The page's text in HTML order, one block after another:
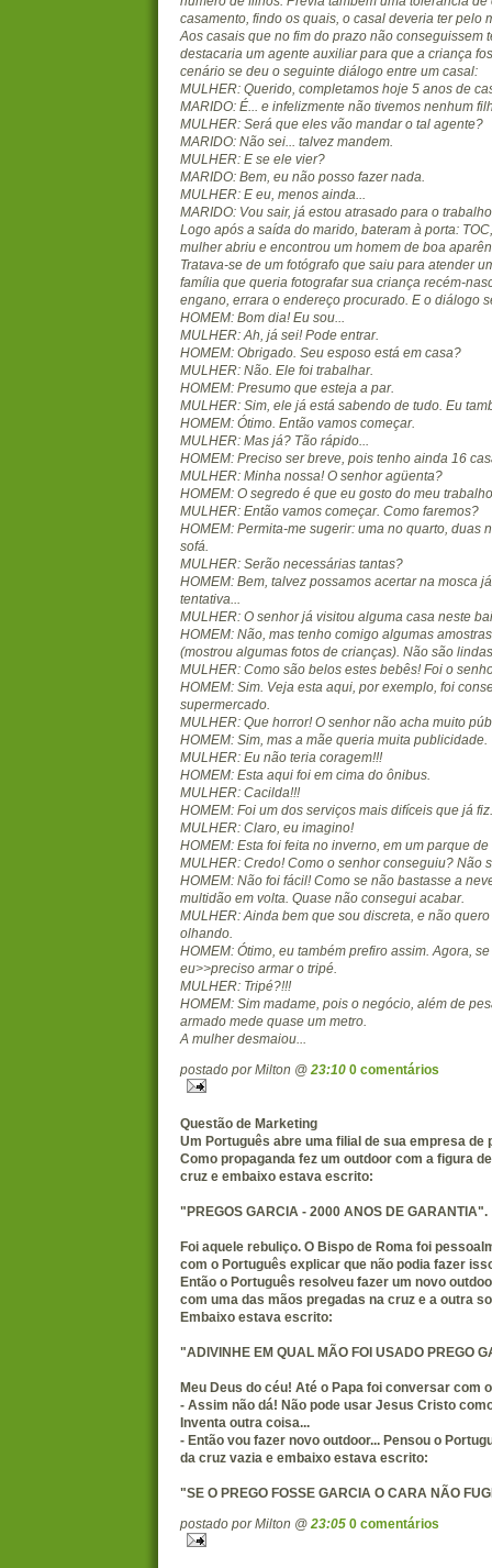
casamento, findo os quais, o casal deveria ter pelo
Aos casais que no fim do prazo não conseguissem
destacaria um agente auxiliar para que a criança
cenário se deu o seguinte diálogo entre um casal:
MULHER: Querido, completamos hoje 5 anos de
MARIDO: É... e infelizmente não tivemos nenhum
MULHER: Será que eles vão mandar o tal agente?
MARIDO: Não sei... talvez mandem.
MULHER: E se ele vier?
MARIDO: Bem, eu não posso fazer nada.
MULHER: E eu, menos ainda...
MARIDO: Vou sair, já estou atrasado para o
Logo após a saída do marido, bateram à porta:
mulher abriu e encontrou um homem de boa
Tratava-se de um fotógrafo que saiu para atender
família que queria fotografar sua criança recém-
engano, errara o endereço procurado. E o diálogo
HOMEM: Bom dia! Eu sou...
MULHER: Ah, já sei! Pode entrar.
HOMEM: Obrigado. Seu esposo está em casa?
MULHER: Não. Ele foi trabalhar.
HOMEM: Presumo que esteja a par.
MULHER: Sim, ele já está sabendo de tudo. Eu
HOMEM: Ótimo. Então vamos começar.
MULHER: Mas já? Tão rápido...
HOMEM: Preciso ser breve, pois tenho ainda 16
MULHER: Minha nossa! O senhor agüenta?
HOMEM: O segredo é que eu gosto do meu
MULHER: Então vamos começar. Como faremos?
HOMEM: Permita-me sugerir: uma no quarto, duas
sofá.
MULHER: Serão necessárias tantas?
HOMEM: Bem, talvez possamos acertar na mosca
tentativa...
MULHER: O senhor já visitou alguma casa neste
HOMEM: Não, mas tenho comigo algumas
(mostrou algumas fotos de crianças). Não são
MULHER: Como são belos estes bebês! Foi o
HOMEM: Sim. Veja esta aqui, por exemplo, foi
supermercado.
MULHER: Que horror! O senhor não acha muito
HOMEM: Sim, mas a mãe queria muita publicidade.
MULHER: Eu não teria coragem!!!
HOMEM: Esta aqui foi em cima do ônibus.
MULHER: Cacilda!!!
HOMEM: Foi um dos serviços mais difíceis que já fiz.
MULHER: Claro, eu imagino!
HOMEM: Esta foi feita no inverno, em um parque
MULHER: Credo! Como o senhor conseguiu? Não
HOMEM: Não foi fácil! Como se não bastasse a
multidão em volta. Quase não consegui acabar.
MULHER: Ainda bem que sou discreta, e não
olhando.
HOMEM: Ótimo, eu também prefiro assim. Agora,
eu>>preciso armar o tripé.
MULHER: Tripé?!!!
HOMEM: Sim madame, pois o negócio, além de
armado mede quase um metro.
A mulher desmaiou...
postado por Milton @ 23:10 0 comentários
Questão de Marketing
Um Português abre uma filial de sua empresa de
Como propaganda fez um outdoor com a figura
cruz e embaixo estava escrito:
"PREGOS GARCIA - 2000 ANOS DE GARANTIA".
Foi aquele rebuliço. O Bispo de Roma foi
com o Português explicar que não podia fazer
Então o Português resolveu fazer um novo
com uma das mãos pregadas na cruz e a outra
Embaixo estava escrito:
"ADIVINHE EM QUAL MÃO FOI USADO PREGO
Meu Deus do céu! Até o Papa foi conversar com
- Assim não dá! Não pode usar Jesus Cristo
Inventa outra coisa...
- Então vou fazer novo outdoor... Pensou o
da cruz vazia e embaixo estava escrito:
"SE O PREGO FOSSE GARCIA O CARA NÃO
postado por Milton @ 23:05 0 comentários